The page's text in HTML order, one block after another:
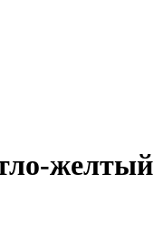
желтый